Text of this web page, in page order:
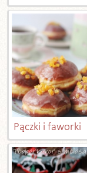
Pączki i faworki